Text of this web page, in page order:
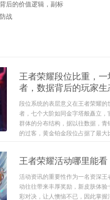
后的价值逻辑，副标
战
王者荣耀段位比重，
者，数据背后的玩家生
段位系统的表层意义在王者荣耀
者，七个大阶如同金字塔般矗立
群体的分布结构，据以往数据，
的过客，黄金铂金段位占据了最
王者荣耀活动哪里能
活动资讯的重要性作为一名资深
动往往带来丰厚奖励，新皮肤体
彩对决，让人懊恼不已，因此掌